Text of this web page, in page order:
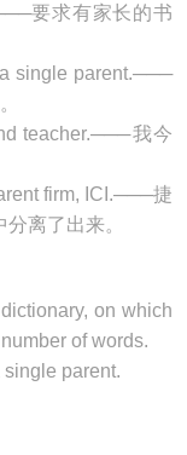
要求有家长的书
single parent.───
teacher.───我今
firm, ICI.───捷
离了出来。
on which
of words.
single parent.